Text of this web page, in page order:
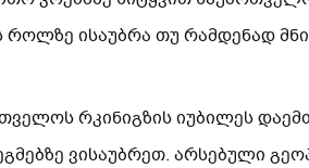
ისაუბრა თუ რამდენად
რკინიგზის იუბილეს
ვისაუბრეთ. არსებული